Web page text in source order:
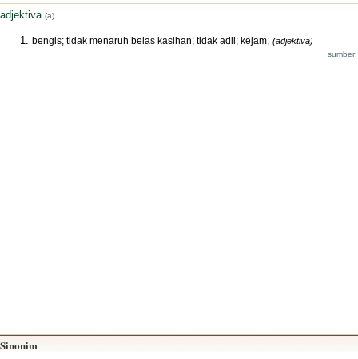
adjektiva (a)
bengis; tidak menaruh belas kasihan; tidak adil; kejam; (adjektiva)
Sinonim